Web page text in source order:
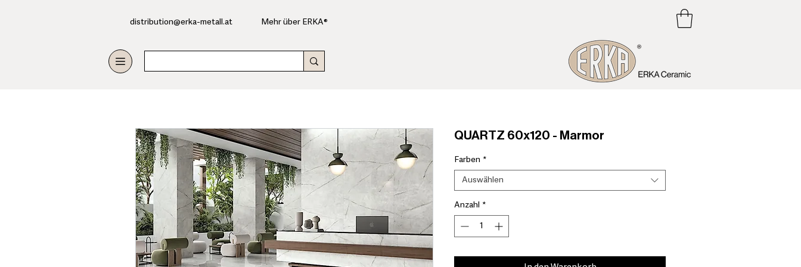
​distribution@erka-metall.at Mehr über ERKA®
QUARTZ 60x120 - Marmor
Farben *
Auswählen
Anzahl *